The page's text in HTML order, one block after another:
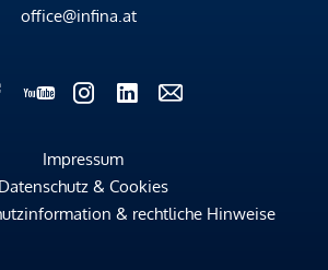
office@infina.at
Impressum
Datenschutz & Cookies
& rechtliche Hinweise